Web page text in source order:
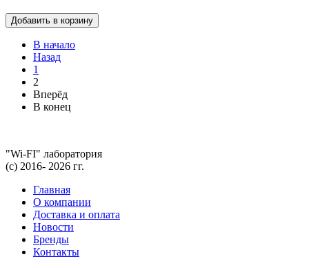
В начало
Назад
1
2
Вперёд
В конец
"Wi-FI" лаборатория
(с) 2016- 2026 гг.
Главная
О компании
Доставка и оплата
Новости
Бренды
Контакты